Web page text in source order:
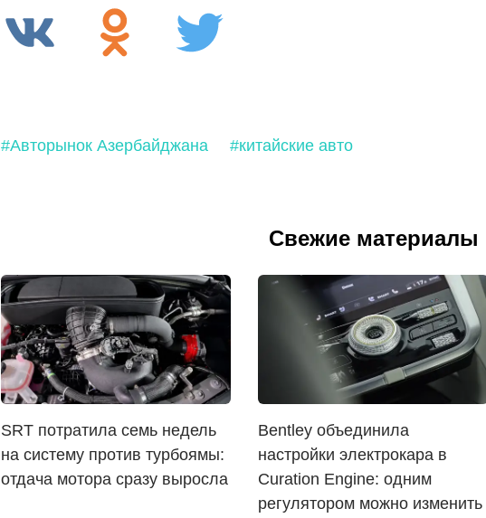
#Авторынок Азербайджана #китайские авто
Свежие материалы
SRT потратила семь недель
на систему против турбоямы:
отдача мотора сразу выросла
Bentley объединила
настройки электрокара в
Curation Engine: одним
регулятором можно изменить